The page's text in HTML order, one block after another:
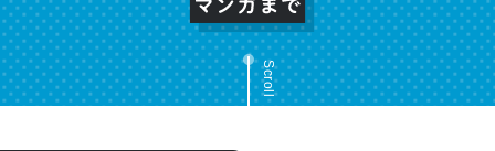
Scroll